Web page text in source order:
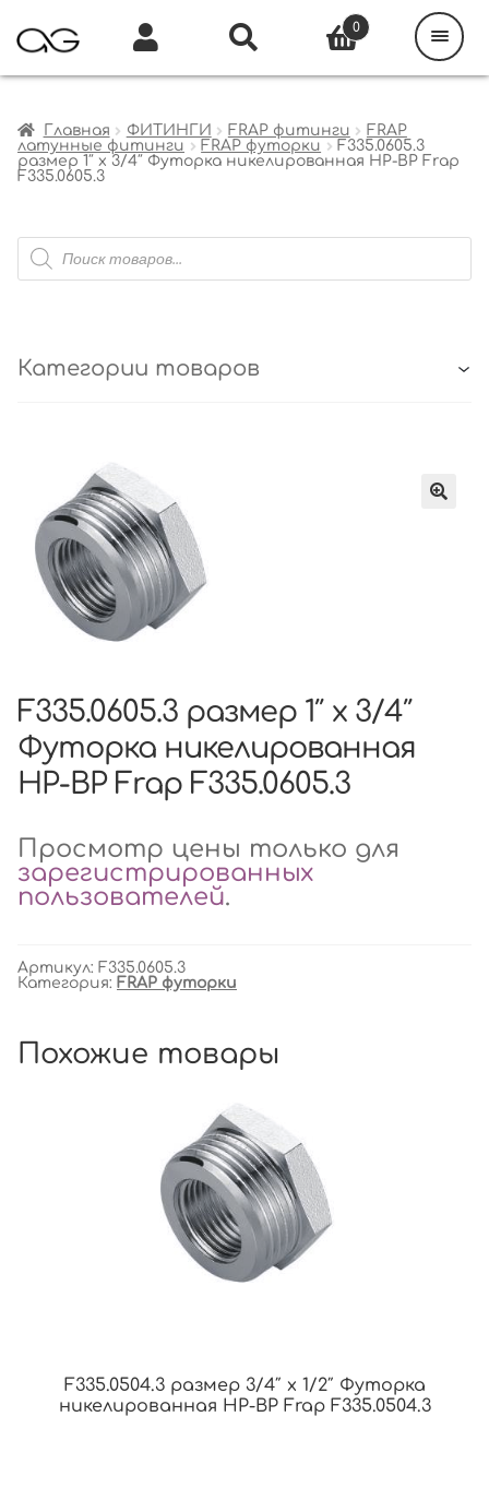
Главная ФИТИНГИ FRAP фитинги
FRAP
латунные фитинги
FRAP футорки
F335.0605.3
размер 1″ x 3/4″ Футорка никелированная НР-ВР Frap
F335.0605.3
Поиск
товаров
Категории товаров
F335.0605.3 размер 1″ x 3/4″
Футорка никелированная
НР-ВР Frap F335.0605.3
Просмотр цены только для
зарегистрированных
пользователей.
Артикул: F335.0605.3
Категория: FRAP футорки
Похожие товары
F335.0504.3 размер 3/4″ x 1/2″ Футорка
никелированная НР-ВР Frap F335.0504.3
0